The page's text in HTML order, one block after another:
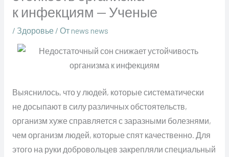
к инфекциям — Ученые
/ Здоровье/ От news news
Выяснилось, что у людей, которые систематически
не досыпают в силу различных обстоятельств,
организм хуже справляется с заразными болезнями,
чем организм людей, которые спят качественно. Для
этого на руки добровольцев закрепляли специальный